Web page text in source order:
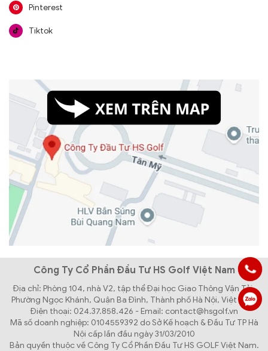
Pinterest
Tiktok
Công Ty Cổ Phần Đầu Tư HS Golf Việt Nam
Địa chỉ: Phòng 104, nhà V2, tập thể Đại học Giao Thông Vận Tải,
Phường Ngọc Khánh, Quận Ba Đình, Thành phố Hà Nội, Việt Nam
Điện thoại: 024.37.858.426 - Email: contact@hsgolf.vn
Mã số doanh nghiệp: 0104559392 do Sở Kế hoạch & Đầu Tư TP Hà
Nội cấp lần đầu ngày 31/03/2010
Bản quyền thuộc về Công Ty Cổ Phần Đầu Tư HS GOLF Việt Nam.